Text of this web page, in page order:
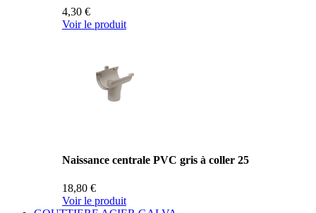
4,30 €
Voir le produit
Naissance centrale PVC gris à coller 25
18,80 €
Voir le produit